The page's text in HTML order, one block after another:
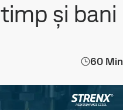
și bani
60 Min